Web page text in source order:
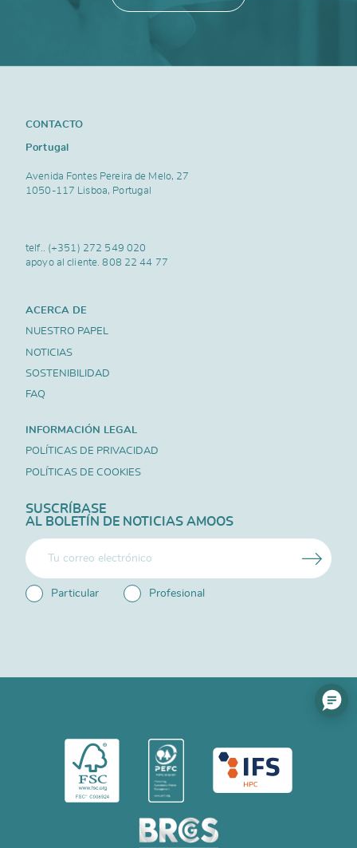
CONTACTO
Portugal
Avenida Fontes Pereira de Melo, 27
1050-117 Lisboa, Portugal
telf.. (+351) 272 549 020
apoyo al cliente.808 22 44 77
ACERCA DE
NUESTRO PAPEL
NOTICIAS
SOSTENIBILIDAD
FAQ
INFORMACIÓN LEGAL
POLÍTICAS DE PRIVACIDAD
POLÍTICAS DE COOKIES
SUSCRÍBASE
AL BOLETÍN DE NOTICIAS AMOOS
Particular Profesional